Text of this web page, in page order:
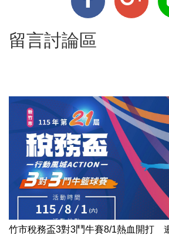
留言討論區
竹市稅務盃3對3鬥牛賽8/1熱血開打